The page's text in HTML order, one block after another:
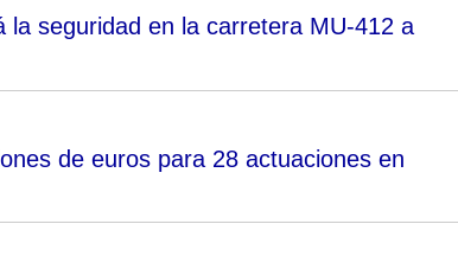
seguridad en la carretera MU-412 a
de euros para 28 actuaciones en